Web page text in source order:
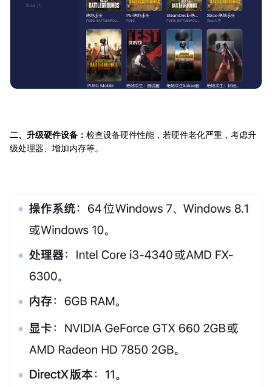
二、升级硬件设备： 检查设备硬件性能，若硬件老化严重，考虑升
级处理器、增加内存等。